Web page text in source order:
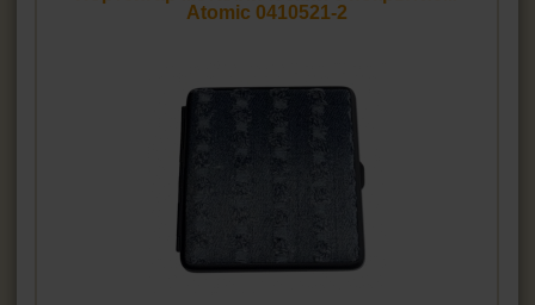
Atomic 0410521-2